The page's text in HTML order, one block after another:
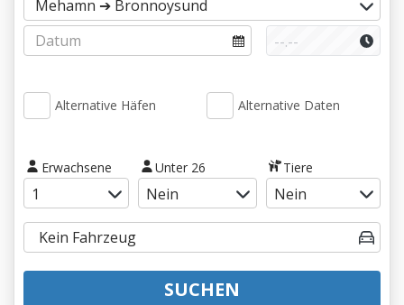
Alternative Häfen Alternative Daten
Erwachsene Unter 26 Tiere
SUCHEN